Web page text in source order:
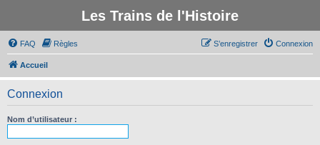
Les Trains de l'Histoire
FAQ Règles Connexion
S’enregistrer
Accueil
Connexion
Nom d’utilisateur :